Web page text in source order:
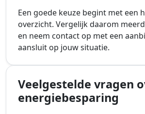
Een goede keuze begint met een
overzicht. Vergelijk daarom
en neem contact op met een
aansluit op jouw situatie.
Veelgestelde vragen
energiebesparing